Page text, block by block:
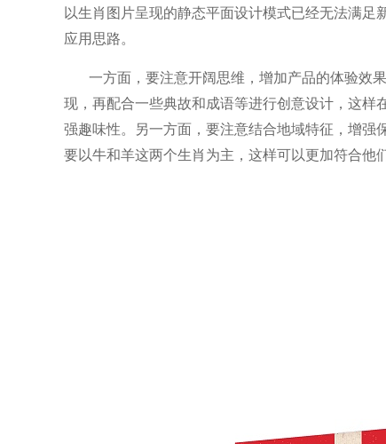
以生肖图片呈现的静态平面设计模式已经无法满足
应用思路。
一方面，要注意开阔思维，增加产品的体验效
现，再配合一些典故和成语等进行创意设计，这样
强趣味性。另一方面，要注意结合地域特征，增强
要以牛和羊这两个生肖为主，这样可以更加符合他